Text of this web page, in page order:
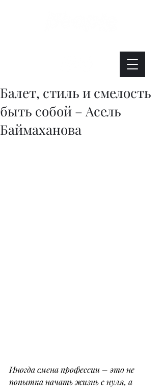
Балет, стиль и смелость
быть собой – Асель
Баймаханова
Иногда смена профессии – это не
попытка начать жизнь с нуля, а